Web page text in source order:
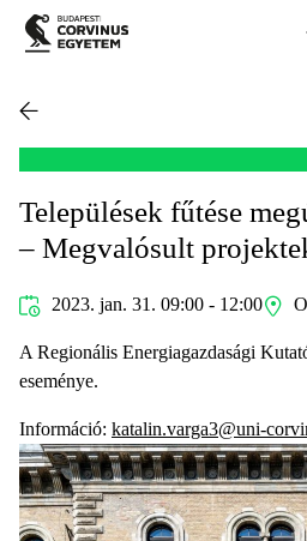
Települések fűtése
– Megvalósult
2023. jan. 31. 09:00 - 12:00
A Regionális Energiagazdasági
eseménye.
Információ: katalin.varga3@uni-